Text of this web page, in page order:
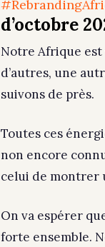
d’octobre
Notre Afrique
d’autres, une
suivons de près.
Toutes ces
non encore
celui de montrer
On va espérer
forte ensemble.